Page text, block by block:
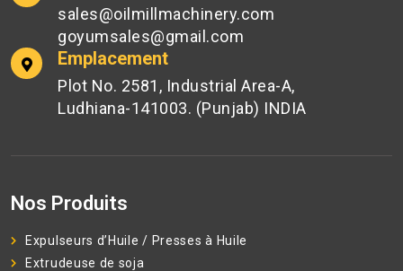
sales@oilmillmachinery.com
goyumsales@gmail.com
Emplacement
Plot No. 2581, Industrial Area-A,
Ludhiana-141003. (Punjab) INDIA
Nos Produits
Expulseurs d’Huile / Presses à Huile
Extrudeuse de soja